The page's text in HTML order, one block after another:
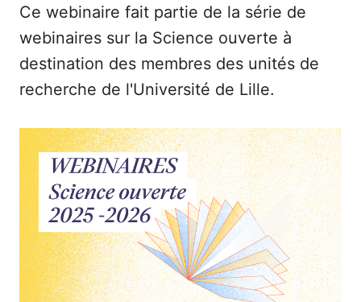
Ce webinaire fait partie de la série de
webinaires sur la Science ouverte à
destination des membres des unités de
recherche de l'Université de Lille.